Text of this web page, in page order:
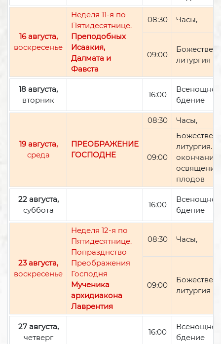
16 августа,
воскресенье
Неделя 11-я по
Пятидесятнице.
Преподобных
Исаакия,
Далмата и
Фавста
08:30 Часы,
09:00
литургия
18 августа,
вторник
16:00
Всенощное
бдение
19 августа,
среда
ПРЕОБРАЖЕНИЕ
ГОСПОДНЕ
08:30 Часы,
09:00
литургия.
окончании
освящение
плодов
22 августа,
суббота
16:00
Всенощное
бдение
23 августа,
воскресенье
Неделя 12-я по
Пятидесятнице.
Попразднство
Преображения
Господня
Мученика
архидиакона
Лаврентия
08:30 Часы,
09:00
литургия
27 августа,
четверг
16:00
Всенощное
бдение